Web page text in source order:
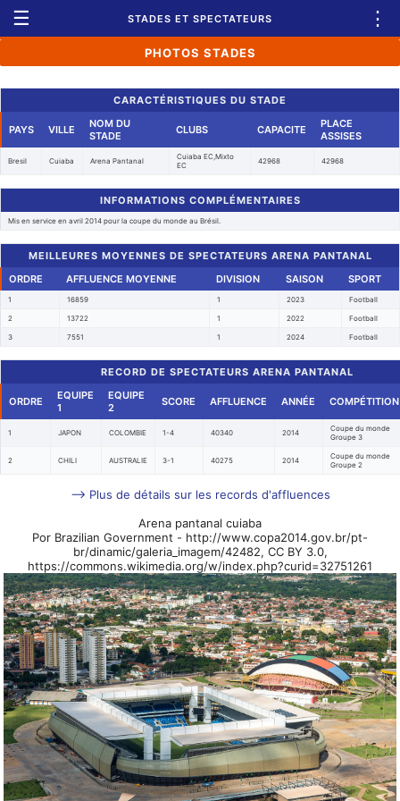
☰ STADES ET SPECTATEURS ⋮
PHOTOS STADES
CARACTÉRISTIQUES DU STADE
PAYS VILLE
NOM DU
STADE
CLUBS CAPACITE
PLACE
ASSISES
Bresil Cuiaba Arena Pantanal
Cuiaba EC,Mixto
EC
42968 42968
INFORMATIONS COMPLÉMENTAIRES
Mis en service en avril 2014 pour la coupe du monde au Brésil.
MEILLEURES MOYENNES DE SPECTATEURS ARENA PANTANAL
ORDRE
AFFLUENCE MOYENNE DIVISION SAISON SPORT
1 16859 1 2023 Football
2 13722 1 2022 Football
3 7551 1 2024 Football
RECORD DE SPECTATEURS ARENA PANTANAL
ORDRE
EQUIPE
1
EQUIPE
2
SCORE AFFLUENCE ANNÉE COMPÉTITION
1 JAPON COLOMBIE 1-4 40340 2014
Coupe du monde
Groupe 3
2 CHILI AUSTRALIE 3-1 40275 2014
Coupe du monde
Groupe 2
--> Plus de détails sur les records d'affluences
Arena pantanal cuiaba
Por Brazilian Government - http://www.copa2014.gov.br/pt-
br/dinamic/galeria_imagem/42482, CC BY 3.0,
https://commons.wikimedia.org/w/index.php?curid=32751261